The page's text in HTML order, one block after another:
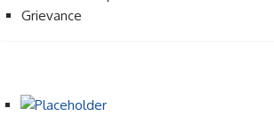
Grievance